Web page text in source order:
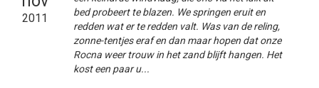
2011
bed probeert te blazen. We springen eruit en
redden wat er te redden valt. Was van de reling,
zonne-tentjes eraf en dan maar hopen dat onze
Rocna weer trouw in het zand blijft hangen. Het
kost een paar u...